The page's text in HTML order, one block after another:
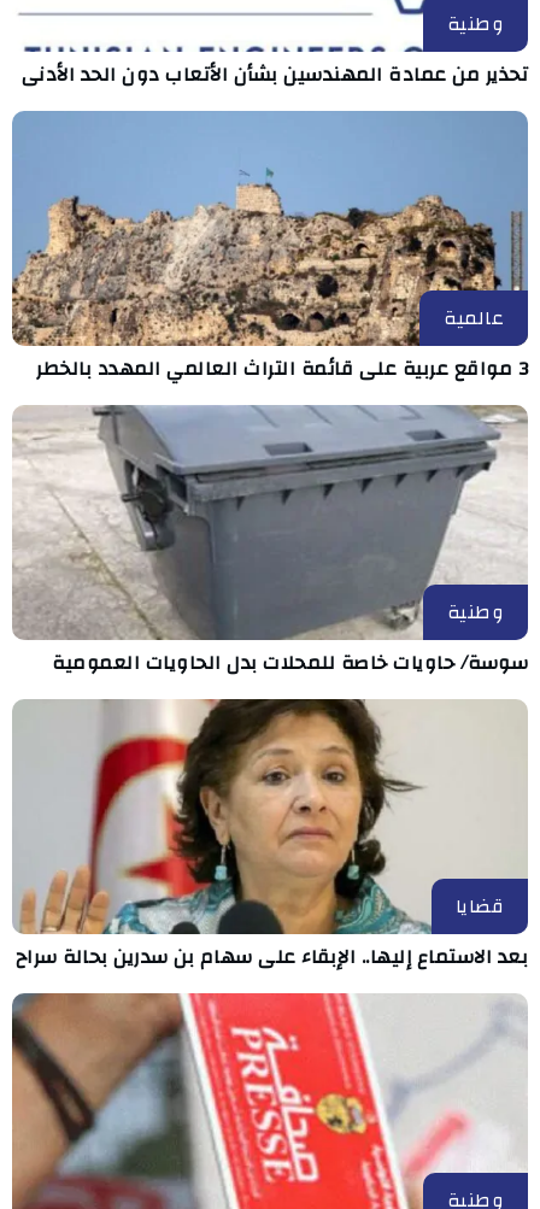
وطنية
تحذير من عمادة المهندسين بشأن الأتعاب دون الحد الأدنى
عالمية
3 مواقع عربية على قائمة التراث العالمي المهدد بالخطر
وطنية
سوسة/ حاويات خاصة للمحلات بدل الحاويات العمومية
قضايا
بعد الاستماع إليها.. الإبقاء على سهام بن سدرين بحالة سراح
وطنية